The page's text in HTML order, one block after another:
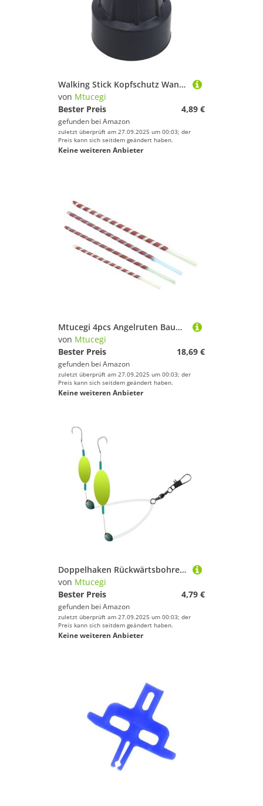
Walking Stick Kopfschutz Wandermasten Ersatztipp Trekking Sticks Endabdeckung Pads Pads Pad Puffer
von Mtucegi
Bester Preis
4,89 €
gefunden bei Amazon
zuletzt überprüft am 27.09.2025 um 00:03; der
Preis kann sich seitdem geändert haben.
Keine weiteren Anbieter
Mtucegi 4pcs Angelruten Bauwerkzeug 8/9/10/12mm Korkgriff Reamer Set SEPPIEL BONDERKONENTE Bestellung MEHRSCHAFTS Set
von Mtucegi
Bester Preis
18,69 €
gefunden bei Amazon
zuletzt überprüft am 27.09.2025 um 00:03; der
Preis kann sich seitdem geändert haben.
Keine weiteren Anbieter
Doppelhaken Rückwärtsbohrer Rigs Schwimmköder Haar Mit Platzbohne Für Süßwasser Und Salzwasser Doppelte Rückseite Fischt
von Mtucegi
Bester Preis
4,79 €
gefunden bei Amazon
zuletzt überprüft am 27.09.2025 um 00:03; der
Preis kann sich seitdem geändert haben.
Keine weiteren Anbieter